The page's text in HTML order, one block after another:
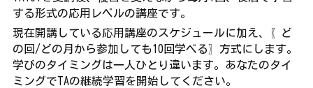
する形式の応用レベルの講座です。
現在開講している応用講座のスケジュールに加え、〖ど
の回/どの月から参加しても10回学べる〗方式にします。
学びのタイミングは一人ひとり違います。あなたのタイ
ミングでTAの継続学習を開始してください。